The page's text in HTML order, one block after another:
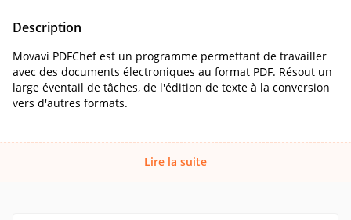
Description
Movavi PDFChef est un programme permettant de travailler
avec des documents électroniques au format PDF. Résout un
large éventail de tâches, de l'édition de texte à la conversion
vers d'autres formats.
Lire la suite